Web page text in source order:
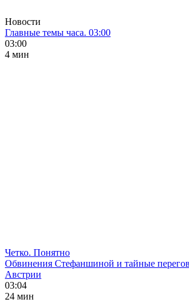
Новости
Главные темы часа. 03:00
03:00
4 мин
Четко. Понятно
Обвинения Стефаншиной и тайные
Австрии
03:04
24 мин